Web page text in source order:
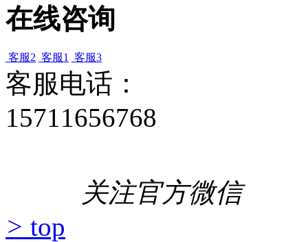
在线咨询
客服2 客服1 客服3
客服电话：
15711656768
关注官方微信
> top